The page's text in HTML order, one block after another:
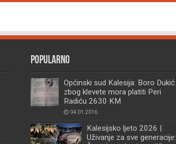
Popularno
Općinski sud Kalesija: Boro Dukić
zbog klevete mora platiti Peri
Radiću 2630 KM
04.01.2016.
Kalesijsko ljeto 2026 |
Uživanje za sve generacije: